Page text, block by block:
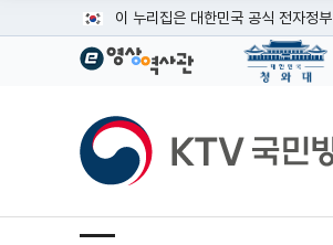
이 누리집은 대한민국 공식 전자정
공식 누리집 주소 확인하기
이밖에 or.kr 또는 .kr등 다른 도메인
운영중인 공식 누리집보기
KTV국민방송